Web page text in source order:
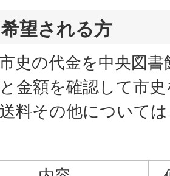
望される方
史の代金を中央図
金額を確認して市
料その他について